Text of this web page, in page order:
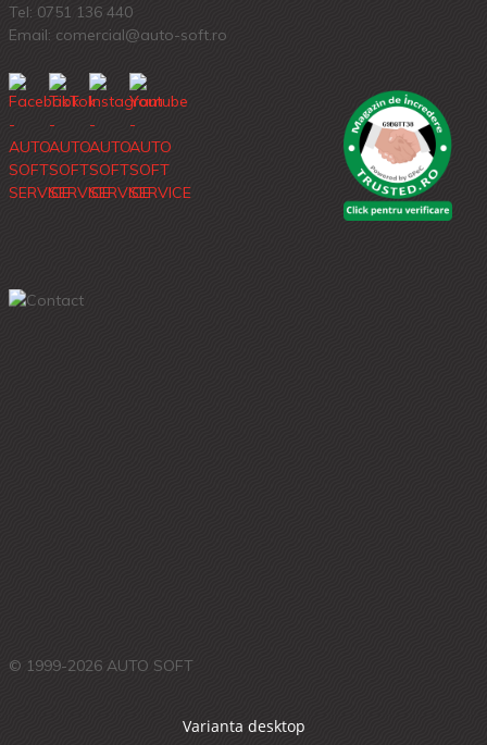
Tel: 0751 136 440
Email: comercial@auto-soft.ro
© 1999-2026 AUTO SOFT
Varianta desktop